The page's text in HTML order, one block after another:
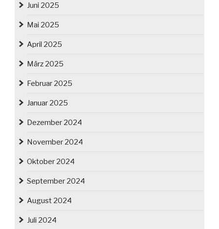
Juni 2025
Mai 2025
April 2025
März 2025
Februar 2025
Januar 2025
Dezember 2024
November 2024
Oktober 2024
September 2024
August 2024
Juli 2024